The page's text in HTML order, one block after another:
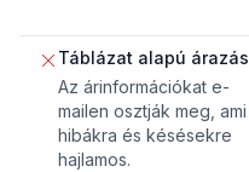
Táblázat alapú árazás
Az árinformációkat e-
mailen osztják meg, ami
hibákra és késésekre
hajlamos.